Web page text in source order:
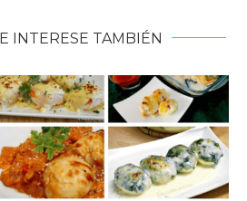
INTERESE TAMBIÉN